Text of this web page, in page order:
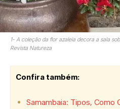
1- A coleção da flor azaleia decora a sala
Revista Natureza
Confira também:
Samambaia: Tipos, Como